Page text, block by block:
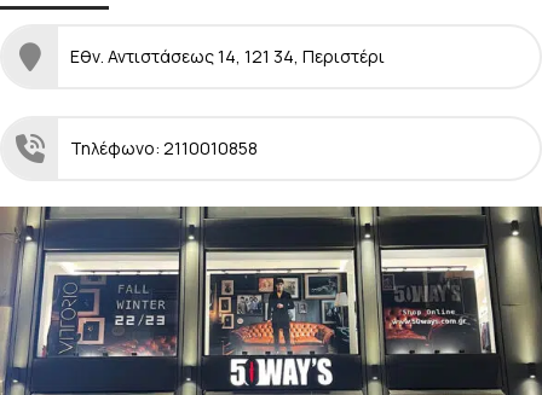
Εθν. Αντιστάσεως 14, 121 34, Περιστέρι
Τηλέφωνο: 2110010858